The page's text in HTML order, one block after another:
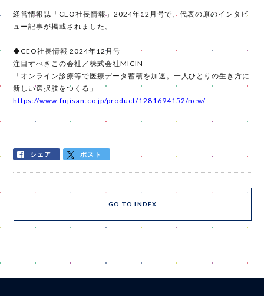
経営情報誌「CEO社長情報」2024年12月号で、代表の原のインタビ
ュー記事が掲載されました。
◆CEO社長情報 2024年12月号
注目すべきこの会社／株式会社MICIN
「オンライン診療等で医療データ蓄積を加速。一人ひとりの生き方に
新しい選択肢をつくる」
https://www.fujisan.co.jp/product/1281694152/new/
シェア ポスト
GO TO INDEX